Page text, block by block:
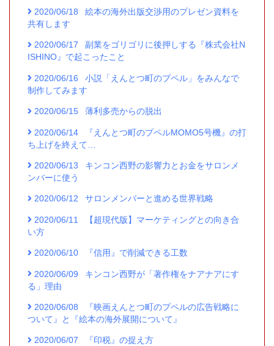
2020/06/18
絵本の海外出版交渉用のプレゼン資料を
共有します
2020/06/17
副業をゴリゴリに後押しする『株式会社N
ISHINO』で起こったこと
2020/06/16
小説「えんとつ町のプペル」をみんなで
制作してみます
2020/06/15 薄利多売からの脱出
2020/06/14
『えんとつ町のプペルMOMO5号機』の打
ち上げを終えて…
2020/06/13
キンコン西野の影響力とお金をサロンメ
ンバーに使う
2020/06/12 サロンメンバーと進める世界戦略
2020/06/11
【超現代版】マーケティングとの向き合
い方
2020/06/10 『信用』で削減できる工数
2020/06/09
キンコン西野が「著作権をナアナアにす
る」理由
2020/06/08
『映画えんとつ町のプペルの広告戦略に
ついて』と『絵本の海外展開について』
2020/06/07 『印税』の捉え方